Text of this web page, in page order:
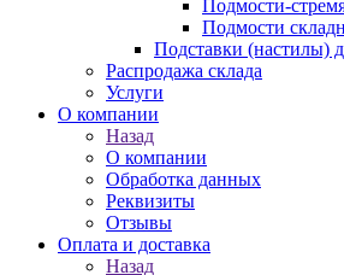
Подмости-
Подмости
Подставки (настилы)
Распродажа склада
Услуги
О компании
Назад
О компании
Обработка данных
Реквизиты
Отзывы
Оплата и доставка
Назад